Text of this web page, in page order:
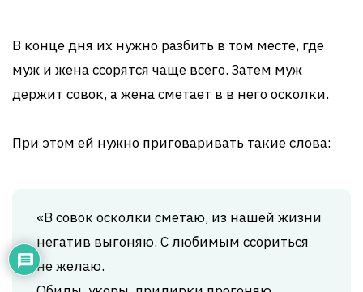
В конце дня их нужно разбить в том месте, где
муж и жена ссорятся чаще всего. Затем муж
держит совок, а жена сметает в в него осколки.
При этом ей нужно приговаривать такие слова:
«В совок осколки сметаю, из нашей жизни
негатив выгоняю. С любимым ссориться
не желаю.